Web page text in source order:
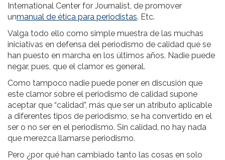
International Center for Journalist, de promover
unmanual de ética para periodistas. Etc.
Valga todo ello como simple muestra de las muchas
iniciativas en defensa del periodismo de calidad que se
han puesto en marcha en los últimos años. Nadie puede
negar, pues, que el clamor es general.
Como tampoco nadie puede poner en discusión que
este clamor sobre el periodismo de calidad supone
aceptar que “calidad”, más que ser un atributo aplicable
a diferentes tipos de periodismo, se ha convertido en el
ser o no ser en el periodismo. Sin calidad, no hay nada
que merezca llamarse periodismo.
Pero ¿por qué han cambiado tanto las cosas en solo